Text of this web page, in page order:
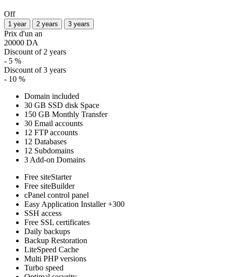
Off
1 year 2 years 3 years
Prix d'un an
20000 DA
Discount of 2 years
- 5 %
Discount of 3 years
- 10 %
Domain included
30 GB SSD disk Space
150 GB Monthly Transfer
30 Email accounts
12 FTP accounts
12 Databases
12 Subdomains
3 Add-on Domains
Free siteStarter
Free siteBuilder
cPanel control panel
Easy Application Installer +300
SSH access
Free SSL certificates
Daily backups
Backup Restoration
LiteSpeed Cache
Multi PHP versions
Turbo speed